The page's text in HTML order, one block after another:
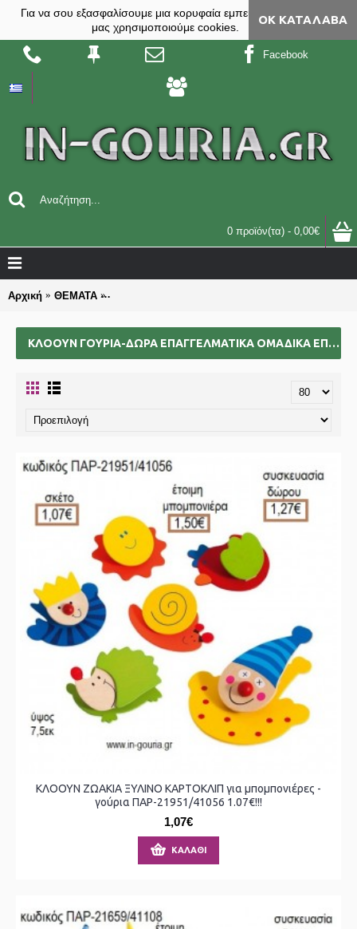
Για να σου εξασφαλίσουμε μια κορυφαία εμπειρία, στο site
μας χρησιμοποιούμε cookies.
ΟΚ ΚΑΤΆΛΑΒΑ
Facebook
0 προϊόν(τα) - 0,00€
Αρχική ΘΕΜΑΤΑ ΚΛΟΟΥΝ γούρια-δώρα επαγγελματικά ομαδικά
ΚΛΟΟΥΝ ΓΟΎΡΙΑ-ΔΏΡΑ ΕΠΑΓΓΕΛΜΑΤΙΚΆ ΟΜΑΔΙΚΆ ΕΠΙΧΕΙΡΗΜΑΤΙΚΆ ΓΙΑ BAZZAR ΣΧΟΛΕΊΑ ΣΥΛΛΌΓΟΥΣ 2025
ΚΛΟΟΥΝ ΖΩΑΚΙΑ ΞΥΛΙΝΟ ΚΑΡΤΟΚΛΙΠ για μπομπονιέρες -
γούρια ΠΑΡ-21951/41056 1.07€!!!
1,07€
ΚΑΛΆΘΙ